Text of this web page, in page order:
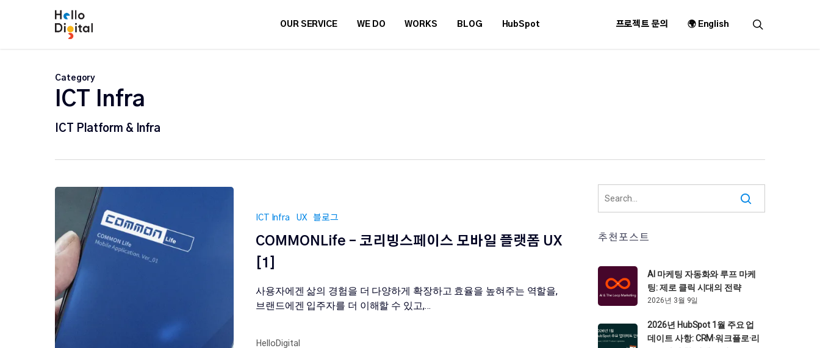
OUR SERVICE WE DO WORKS BLOG HubSpot 프로젝트 문의 🌍 English
Category
ICT Infra
ICT Platform & Infra
ICT Infra UX 블로그
COMMONLife – 코리빙스페이스 모바일 플랫폼 UX
[1]
사용자에겐 삶의 경험을 더 다양하게 확장하고 효율을 높혀주는 역할을,
브랜드에겐 입주자를 더 이해할 수 있고,…
HelloDigital
추천포스트
AI 마케팅 자동화와 루프 마케
팅: 제로 클릭 시대의 전략
2026년 3월 9일
2026년 HubSpot 1월 주요 업
데이트 사항: CRM·워크플로·리